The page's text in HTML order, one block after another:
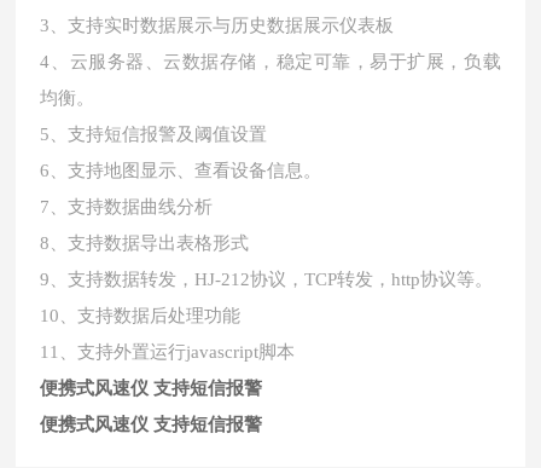
3、支持实时数据展示与历史数据展示仪表板
4、云服务器、云数据存储，稳定可靠，易于扩展，负载
均衡。
5、支持短信报警及阈值设置
6、支持地图显示、查看设备信息。
7、支持数据曲线分析
8、支持数据导出表格形式
9、支持数据转发，HJ-212协议，TCP转发，http协议等。
10、支持数据后处理功能
11、支持外置运行javascript脚本
便携式风速仪 支持短信报警
便携式风速仪 支持短信报警